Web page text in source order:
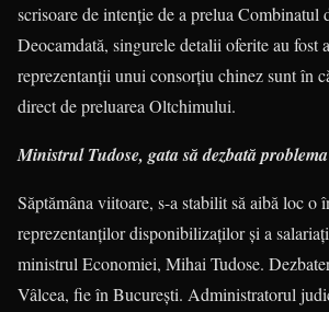
scrisoare de intenție de a prelua Combinatul
Deocamdată, singurele detalii oferite au fost
reprezentanții unui consorțiu chinez sunt în
direct de preluarea Oltchimului.
Ministrul Tudose, gata să dezbată problema
Săptămâna viitoare, s-a stabilit să aibă loc o
reprezentanților disponibilizaților și a
ministrul Economiei, Mihai Tudose.
Vâlcea, fie în București. Administratorul